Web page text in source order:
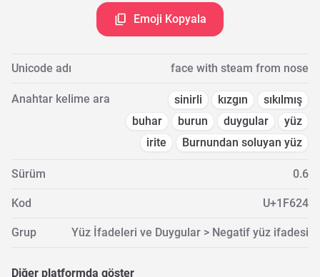
Emoji Kopyala
Unicode adı face with steam from nose
Anahtar kelime ara sinirli kızgın
sıkılmış
buhar
burun duygular
yüz
irite
Burnundan soluyan yüz
Sürüm 0.6
Kod U+1F624
Grup Yüz İfadeleri ve Duygular > Negatif yüz ifadesi
Diğer platformda göster